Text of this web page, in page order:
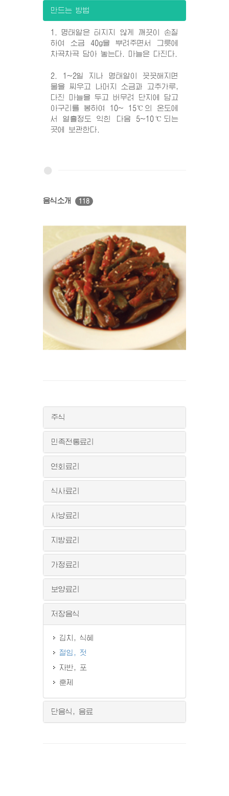
만드는 방법
1. 명태알은 터지지 않게 깨끗이 손질
하여 소금 40g을 뿌려주면서 그릇에
차곡차곡 담아 놓는다. 마늘은 다진다.
2. 1~2일 지나 명태알이 꼿꼿해지면
물을 찌우고 나머지 소금과 고추가루,
다진 마늘을 두고 버무려 단지에 담고
아구리를 봉하여 10~ 15℃의 온도에
서 열흘정도 익힌 다음 5~10℃되는
곳에 보관한다.
음식소개 118
주식
민족전통료리
연회료리
식사료리
사냥료리
지방료리
가정료리
보양료리
저장음식
김치, 식혜
절임, 젓
자반, 포
훈제
단음식, 음료